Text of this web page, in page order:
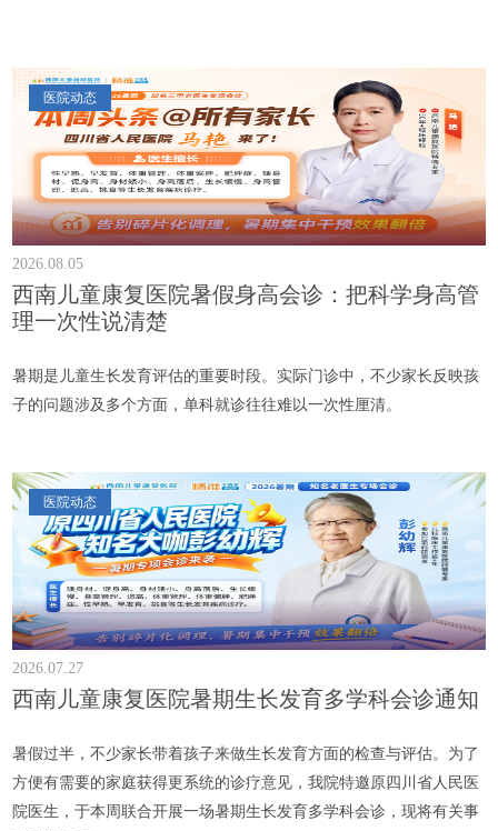
医院动态
2026.08.05
西南儿童康复医院暑假身高会诊：把科学身高管
理一次性说清楚
暑期是儿童生长发育评估的重要时段。实际门诊中，不少家长反映孩
子的问题涉及多个方面，单科就诊往往难以一次性厘清。
医院动态
2026.07.27
西南儿童康复医院暑期生长发育多学科会诊通知
暑假过半，不少家长带着孩子来做生长发育方面的检查与评估。为了
方便有需要的家庭获得更系统的诊疗意见，我院特邀原四川省人民医
院医生，于本周联合开展一场暑期生长发育多学科会诊，现将有关事